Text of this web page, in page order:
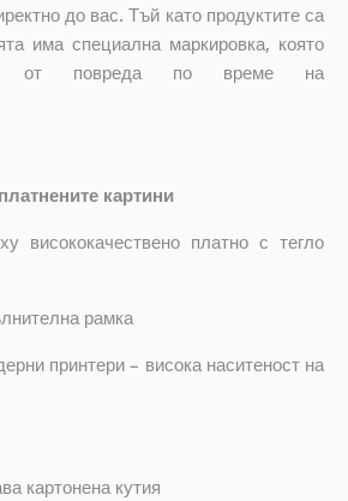
до вас. Тъй като продуктите са
има специална маркировка, която
от повреда по време на
картини
висококачествено платно с тегло
рамка
принтери – висока наситеност на
картонена кутия